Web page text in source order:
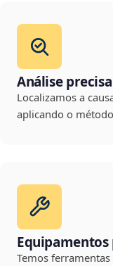
Análise precisa
Localizamos a
aplicando o
Temos